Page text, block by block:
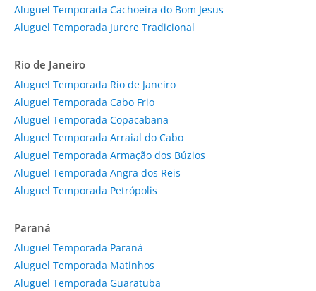
Aluguel Temporada Cachoeira do Bom Jesus
Aluguel Temporada Jurere Tradicional
Rio de Janeiro
Aluguel Temporada Rio de Janeiro
Aluguel Temporada Cabo Frio
Aluguel Temporada Copacabana
Aluguel Temporada Arraial do Cabo
Aluguel Temporada Armação dos Búzios
Aluguel Temporada Angra dos Reis
Aluguel Temporada Petrópolis
Paraná
Aluguel Temporada Paraná
Aluguel Temporada Matinhos
Aluguel Temporada Guaratuba